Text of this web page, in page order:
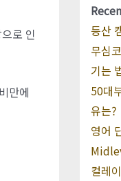
로 인
만에
등산
무심
기는
50대
유는?
영어
컬레